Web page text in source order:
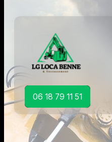
06 18 79 11 51